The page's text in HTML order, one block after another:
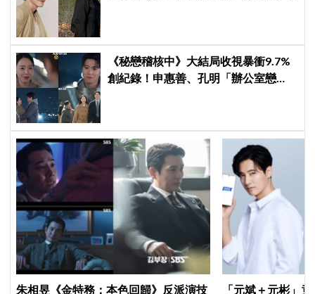
《秘戀稽核中》大結局收視暴衝9.7%
創紀錄！申惠善、孔明「辦公室戀
朱相昱《金特務：本色回歸》反派演技 「元斌＋元彬」